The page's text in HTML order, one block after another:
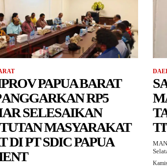
PAPUA BARAT
ANGGARKAN RP5
SELESAIKAN
MASYARAKAT
DI PT SDIC PAPUA